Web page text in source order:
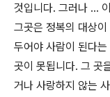
것입니다. 그러나 ...
그곳은 정복의 대상
두어야 사람이 된다
곳이 못됩니다. 그 곳
거나 사랑하지 않는